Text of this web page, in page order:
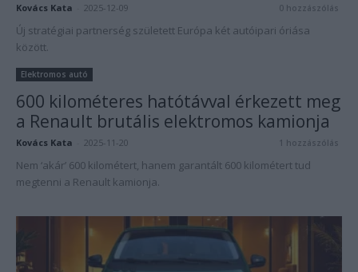
Kovács Kata 2025-12-09 0 hozzászólás
Új stratégiai partnerség született Európa két autóipari óriása
között.
Elektromos autó
600 kilométeres hatótávval érkezett meg
a Renault brutális elektromos kamionja
Kovács Kata 2025-11-20 1 hozzászólás
Nem ‘akár’ 600 kilométert, hanem garantált 600 kilométert tud
megtenni a Renault kamionja.